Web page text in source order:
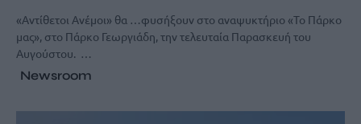
«Αντίθετοι Ανέμοι» θα …φυσήξουν στο αναψυκτήριο «Το Πάρκο
μας», στο Πάρκο Γεωργιάδη, την τελευταία Παρασκευή του
Αυγούστου. …
Newsroom